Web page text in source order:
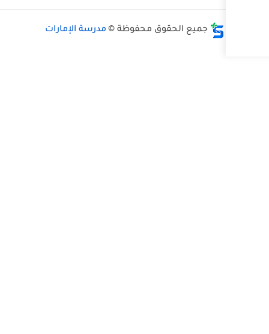
محفوظة © مدرسة الإمارات